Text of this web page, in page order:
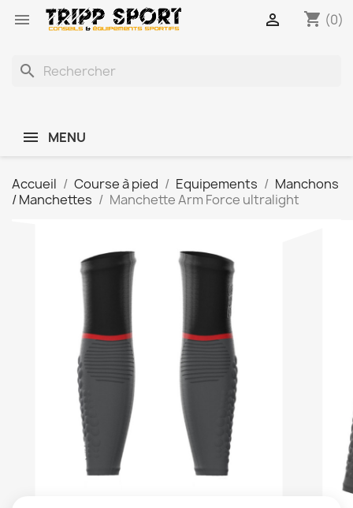
 shopping_cart (0)

search
MENU
Accueil Course à pied Equipements
Manchons
/ Manchettes
Manchette Arm Force ultralight